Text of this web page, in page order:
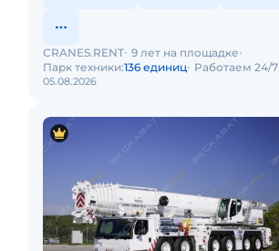
05.08.2026
CRANES.RENT 9 лет на площадке
Парк техники:136 единиц Работаем 24/7